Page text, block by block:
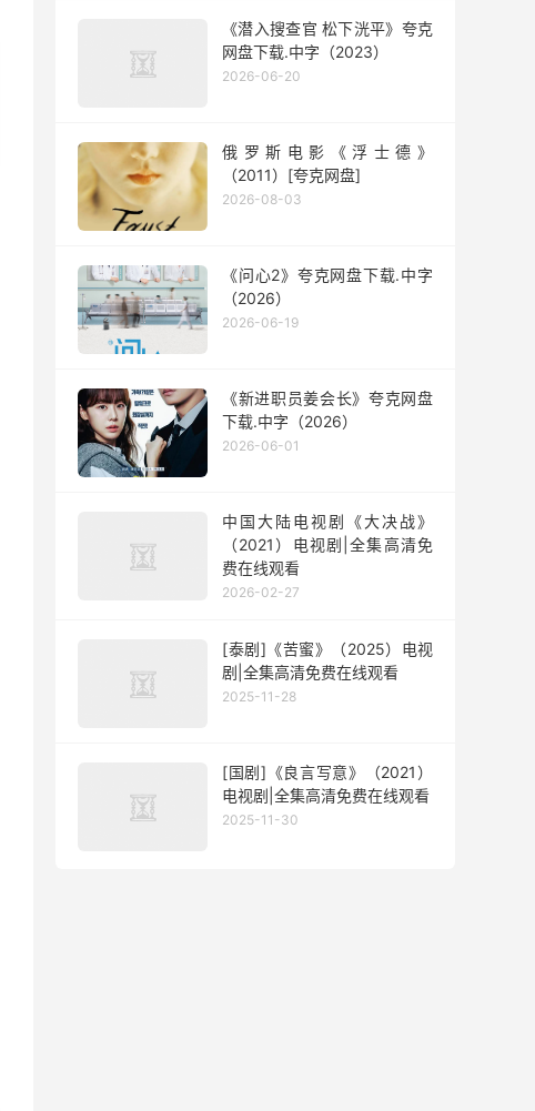
《潜入搜查官 松下洸平》夸克
网盘下载.中字（2023）
2026-06-20
俄罗斯电影《浮士德》
（2011）[夸克网盘]
2026-08-03
《问心2》夸克网盘下载.中字
（2026）
2026-06-19
《新进职员姜会长》夸克网盘
下载.中字（2026）
2026-06-01
中国大陆电视剧《大决战》
（2021）电视剧|全集高清免
费在线观看
2026-02-27
[泰剧]《苦蜜》（2025）电视
剧|全集高清免费在线观看
2025-11-28
[国剧]《良言写意》（2021）
电视剧|全集高清免费在线观看
2025-11-30